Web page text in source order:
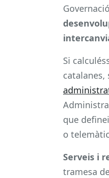
Si
catalanes,
que
o
Serveis i
tramesa